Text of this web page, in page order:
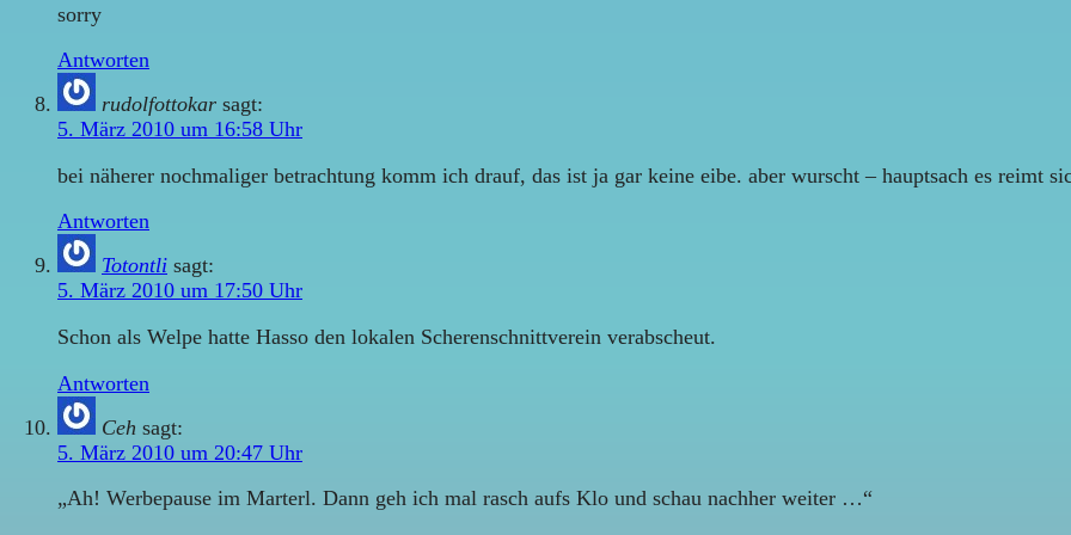
sorry
Antworten
rudolfottokar sagt:
5. März 2010 um 16:58 Uhr
bei näherer nochmaliger betrachtung komm ich drauf, das ist ja gar keine eibe. aber wurscht – hauptsach es reimt
Antworten
Totontli sagt:
5. März 2010 um 17:50 Uhr
Schon als Welpe hatte Hasso den lokalen Scherenschnittverein verabscheut.
Antworten
Ceh sagt:
5. März 2010 um 20:47 Uhr
„Ah! Werbepause im Marterl. Dann geh ich mal rasch aufs Klo und schau nachher weiter …“